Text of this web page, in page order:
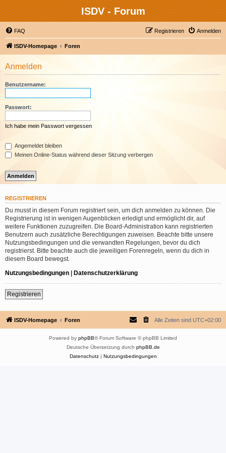
ISDV - Forum
FAQ Anmelden
Registrieren
ISDV-Homepage Foren
Anmelden
Benutzername:
Passwort:
Ich habe mein Passwort vergessen
Angemeldet bleiben
Meinen Online-Status während dieser Sitzung verbergen
REGISTRIEREN
Du musst in diesem Forum registriert sein, um dich anmelden zu können. Die
Registrierung ist in wenigen Augenblicken erledigt und ermöglicht dir, auf
weitere Funktionen zuzugreifen. Die Board-Administration kann registrierten
Benutzern auch zusätzliche Berechtigungen zuweisen. Beachte bitte unsere
Nutzungsbedingungen und die verwandten Regelungen, bevor du dich
registrierst. Bitte beachte auch die jeweiligen Forenregeln, wenn du dich in
diesem Board bewegst.
Nutzungsbedingungen | Datenschutzerklärung
Registrieren
ISDV-Homepage Foren Alle Zeiten sind UTC+02:00
Powered by phpBB® Forum Software © phpBB Limited
Deutsche Übersetzung durch phpBB.de
Datenschutz| Nutzungsbedingungen